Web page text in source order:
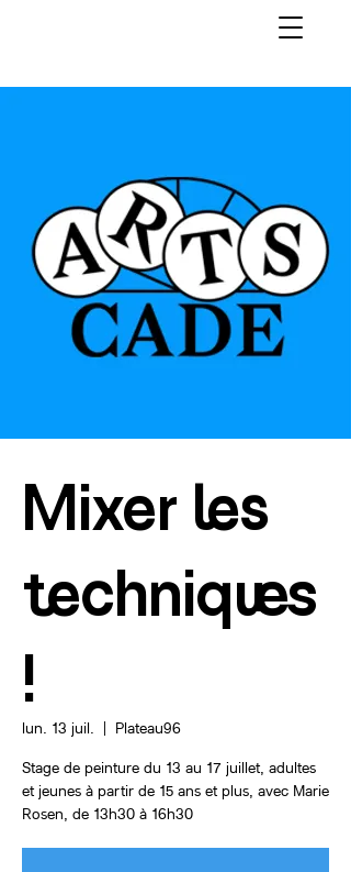
Mixer les
techniques
!
lun. 13 juil. Plateau96
Stage de peinture du 13 au 17 juillet, adultes
et jeunes à partir de 15 ans et plus, avec Marie
Rosen, de 13h30 à 16h30